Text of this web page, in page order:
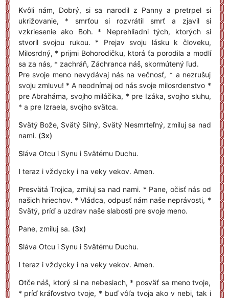
Kvôli nám, Dobrý, si sa narodil z Panny a pretrpel si
ukrižovanie, * smrťou si rozvrátil smrť a zjavil si
vzkriesenie ako Boh. * Neprehliadni tých, ktorých si
stvoril svojou rukou. * Prejav svoju lásku k človeku,
Milosrdný, * prijmi Bohorodičku, ktorá ťa porodila a modlí
sa za nás, * zachráň, Záchranca náš, skormútený ľud.
Pre svoje meno nevydávaj nás na večnosť, * a nezrušuj
svoju zmluvu! * A neodnímaj od nás svoje milosrdenstvo *
pre Abraháma, svojho miláčika, * pre Izáka, svojho sluhu,
* a pre Izraela, svojho svätca.
Svätý Bože, Svätý Silný, Svätý Nesmrteľný, zmiluj sa nad
nami. (3x)
Sláva Otcu i Synu i Svätému Duchu.
I teraz i vždycky i na veky vekov. Amen.
Presvätá Trojica, zmiluj sa nad nami. * Pane, očisť nás od
našich hriechov. * Vládca, odpusť nám naše neprávosti, *
Svätý, príď a uzdrav naše slabosti pre svoje meno.
Pane, zmiluj sa. (3x)
Sláva Otcu i Synu i Svätému Duchu.
I teraz i vždycky i na veky vekov. Amen.
Otče náš, ktorý si na nebesiach, * posväť sa meno tvoje,
* príď kráľovstvo tvoje, * buď vôľa tvoja ako v nebi, tak i